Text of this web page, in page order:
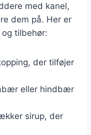
med kanel,
dem på. Her er
tilbehør:
der tilføjer
eller hindbær
sirup, der